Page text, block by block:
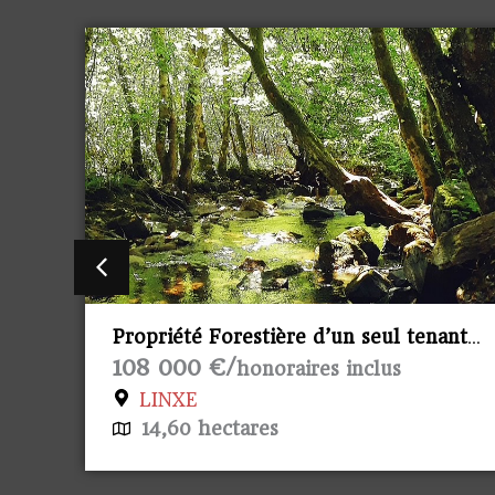
Propriété viticole Saint Emilion
Prix sur demande €/honoraires
inclus
SAINT-ÉMILION